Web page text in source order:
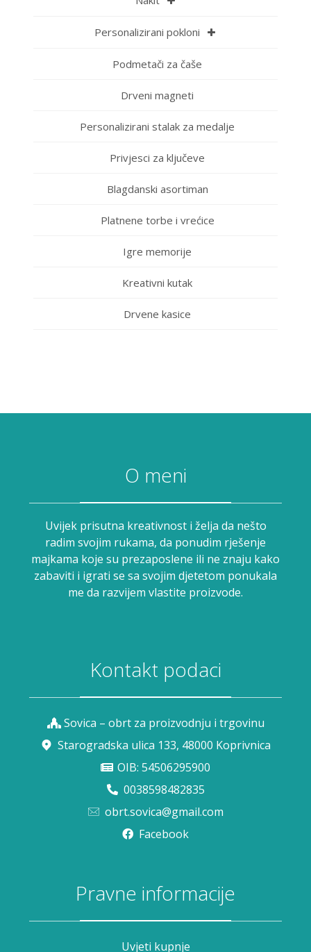
Personalizirani pokloni
Podmetači za čaše
Drveni magneti
Personalizirani stalak za medalje
Privjesci za ključeve
Blagdanski asortiman
Platnene torbe i vrećice
Igre memorije
Kreativni kutak
Drvene kasice
O meni
Uvijek prisutna kreativnost i želja da nešto
radim svojim rukama, da ponudim rješenje
majkama koje su prezaposlene ili ne znaju kako
zabaviti i igrati se sa svojim djetetom ponukala
me da razvijem vlastite proizvode.
Kontakt podaci
Sovica – obrt za proizvodnju i trgovinu
Starogradska ulica 133, 48000 Koprivnica
OIB: 54506295900
0038598482835
obrt.sovica@gmail.com
Facebook
Pravne informacije
Uvjeti kupnje